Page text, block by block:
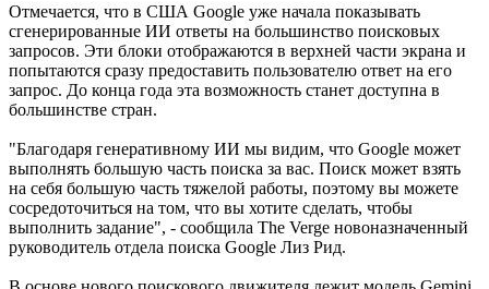
Отмечается, что в США Google уже начала показывать
сгенерированные ИИ ответы на большинство поисковых
запросов. Эти блоки отображаются в верхней части экрана и
попытаются сразу предоставить пользователю ответ на его
запрос. До конца года эта возможность станет доступна в
большинстве стран.
"Благодаря генеративному ИИ мы видим, что Google может
выполнять большую часть поиска за вас. Поиск может взять
на себя большую часть тяжелой работы, поэтому вы можете
сосредоточиться на том, что вы хотите сделать, чтобы
выполнить задание", - сообщила The Verge новоназначенный
руководитель отдела поиска Google Лиз Рид.